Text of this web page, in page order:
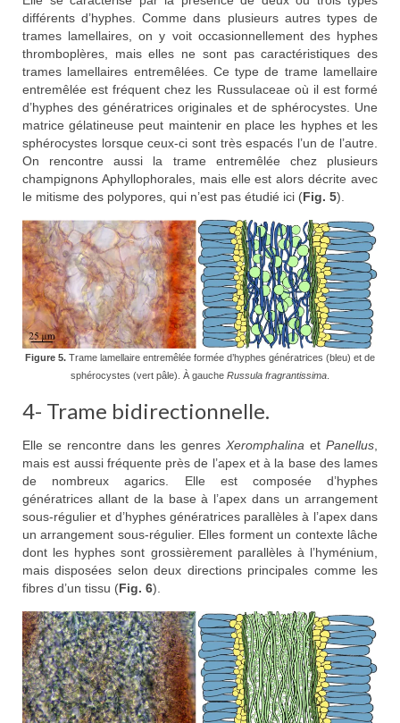
différents d’hyphes. Comme dans plusieurs autres types de
trames lamellaires, on y voit occasionnellement des hyphes
thromboplères, mais elles ne sont pas caractéristiques des
trames lamellaires entremêlées. Ce type de trame lamellaire
entremêlée est fréquent chez les Russulaceae où il est formé
d’hyphes des génératrices originales et de sphérocystes. Une
matrice gélatineuse peut maintenir en place les hyphes et les
sphérocystes lorsque ceux-ci sont très espacés l’un de l’autre.
On rencontre aussi la trame entremêlée chez plusieurs
champignons Aphyllophorales, mais elle est alors décrite avec
le mitisme des polypores, qui n’est pas étudié ici (Fig. 5).
Figure 5. Trame lamellaire entremêlée formée d’hyphes génératrices (bleu) et de
sphérocystes (vert pâle). À gauche Russula fragrantissima
4- Trame bidirectionnelle.
Elle se rencontre dans les genres Xeromphalina et Panellus
mais est aussi fréquente près de l’apex et à la base des lames
de nombreux agarics. Elle est composée d’hyphes
génératrices allant de la base à l’apex dans un arrangement
sous-régulier et d’hyphes génératrices parallèles à l’apex dans
un arrangement sous-régulier. Elles forment un contexte lâche
dont les hyphes sont grossièrement parallèles à l’hyménium,
mais disposées selon deux directions principales comme les
fibres d’un tissu (Fig. 6).